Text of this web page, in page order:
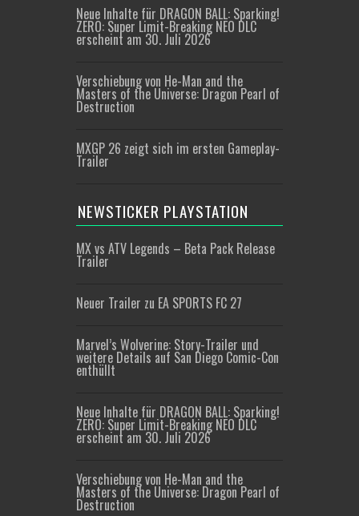
Neue Inhalte für DRAGON BALL: Sparking!
ZERO: Super Limit-Breaking NEO DLC
erscheint am 30. Juli 2026
Verschiebung von He-Man and the
Masters of the Universe: Dragon Pearl of
Destruction
MXGP 26 zeigt sich im ersten Gameplay-
Trailer
NEWSTICKER PLAYSTATION
MX vs ATV Legends – Beta Pack Release
Trailer
Neuer Trailer zu EA SPORTS FC 27
Marvel’s Wolverine: Story-Trailer und
weitere Details auf San Diego Comic-Con
enthüllt
Neue Inhalte für DRAGON BALL: Sparking!
ZERO: Super Limit-Breaking NEO DLC
erscheint am 30. Juli 2026
Verschiebung von He-Man and the
Masters of the Universe: Dragon Pearl of
Destruction